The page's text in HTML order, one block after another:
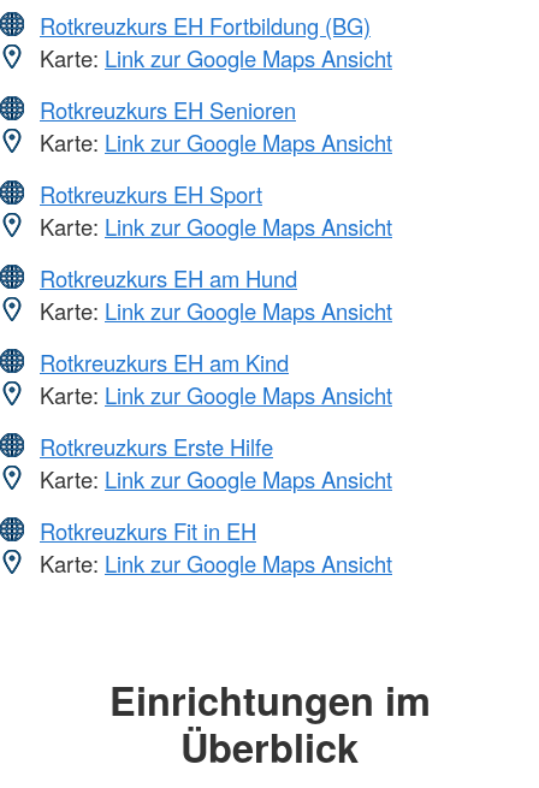
Rotkreuzkurs EH Fortbildung (BG)
Karte: Link zur Google Maps Ansicht
Rotkreuzkurs EH Senioren
Karte: Link zur Google Maps Ansicht
Rotkreuzkurs EH Sport
Karte: Link zur Google Maps Ansicht
Rotkreuzkurs EH am Hund
Karte: Link zur Google Maps Ansicht
Rotkreuzkurs EH am Kind
Karte: Link zur Google Maps Ansicht
Rotkreuzkurs Erste Hilfe
Karte: Link zur Google Maps Ansicht
Rotkreuzkurs Fit in EH
Karte: Link zur Google Maps Ansicht
Einrichtungen im
Überblick